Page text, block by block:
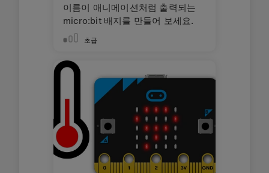
이름이 애니메이션처럼 출력되는
micro:bit 배지를 만들어 보세요.
초급